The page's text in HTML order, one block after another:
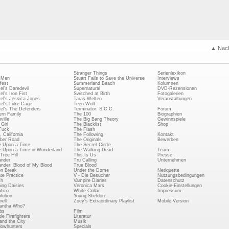
▲
Daredevil
Iron Fist
Jessica Jones
Luke Cage
The Defenders
Family
California
Road
Upon a Time
Upon a Time in Wonderland
Hill
Blood of My Blood
Break
Practice
Daisies
Who?
Firefighters
the City
Stranger Things
Stuart Fails to Save the Universe
Summerland Beach
Supernatural
Switched at Birth
Taras Welten
Teen Wolf
Terminator: S.C.C.
The 100
The Big Bang Theory
The Blacklist
The Flash
The Following
The Originals
The Secret Circle
The Walking Dead
This Is Us
Tru Calling
True Blood
Under the Dome
V - Die Besucher
Vampire Diaries
Veronica Mars
White Collar
Young Sheldon
Zoey's Extraordinary Playlist
Film
Literatur
Musik
Specials
Serienlexikon
Interviews
Kolumnen
DVD-Rezensionen
Fotogalerien
Veranstaltungen
Forum
Biographien
Gewinnspiele
Shop
Kontakt
Bewerben
Team
Presse
Unternehmen
Netiquette
Nutzungsbedingungen
Datenschutz
Cookie-Einstellungen
Impressum
Mobile Version